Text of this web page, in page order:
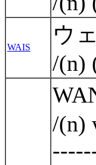
WAIS
ウ
/(n)
/(n)